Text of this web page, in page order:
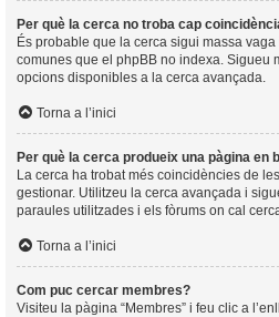
Per què la cerca no troba cap
És probable que la cerca sigui massa
comunes que el phpBB no indexa. Sigueu
opcions disponibles a la cerca avançada.
Torna a l’inici
Per què la cerca produeix una pàgina en
La cerca ha trobat més coincidències de
gestionar. Utilitzeu la cerca avançada i
paraules utilitzades i els fòrums on cal
Torna a l’inici
Com puc cercar membres?
Visiteu la pàgina “Membres” i feu clic a